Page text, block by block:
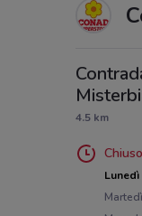
4.5 km
Chiuso
Lunedì
Martedì